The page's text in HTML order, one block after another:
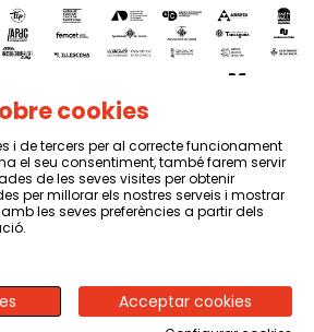
| Política de privacitat | Contactar
cookies
i de tercers per al correcte funcionament
el seu consentiment, també farem servir
de les seves visites per obtenir
per millorar els nostres serveis i mostrar
les seves preferències a partir dels
Acceptar cookies